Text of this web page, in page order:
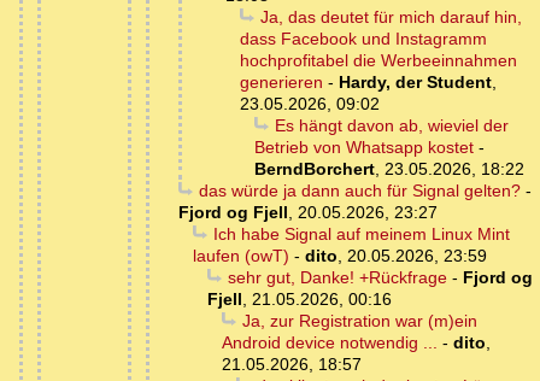
Ja, das deutet für mich darauf hin,
dass Facebook und Instagramm
hochprofitabel die Werbeeinnahmen
generieren - Hardy, der Student,
23.05.2026, 09:02
Es hängt davon ab, wieviel der
Betrieb von Whatsapp kostet -
BerndBorchert, 23.05.2026, 18:22
das würde ja dann auch für Signal gelten?-
Fjord og Fjell, 20.05.2026, 23:27
Ich habe Signal auf meinem Linux Mint
laufen (owT) - dito, 20.05.2026, 23:59
sehr gut, Danke! +Rückfrage- Fjord og
Fjell, 21.05.2026, 00:16
Ja, zur Registration war (m)ein
Android device notwendig ... - dito,
21.05.2026, 18:57